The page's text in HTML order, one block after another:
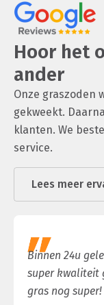
Hoor het
ander
Onze graszoden
gekweekt.
klanten. We
service.
Lees meer
Binnen 24u
super kwaliteit
gras nog super!